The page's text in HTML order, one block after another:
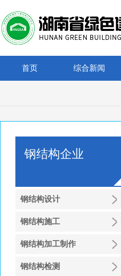
首页 综合新闻
钢结构企业
钢结构设计
钢结构施工
钢结构加工制作
钢结构检测